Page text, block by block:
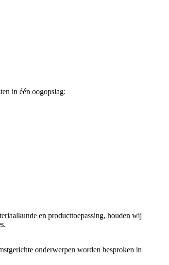
in één oogopslag:
en producttoepassing, houden wij
onderwerpen worden besproken in